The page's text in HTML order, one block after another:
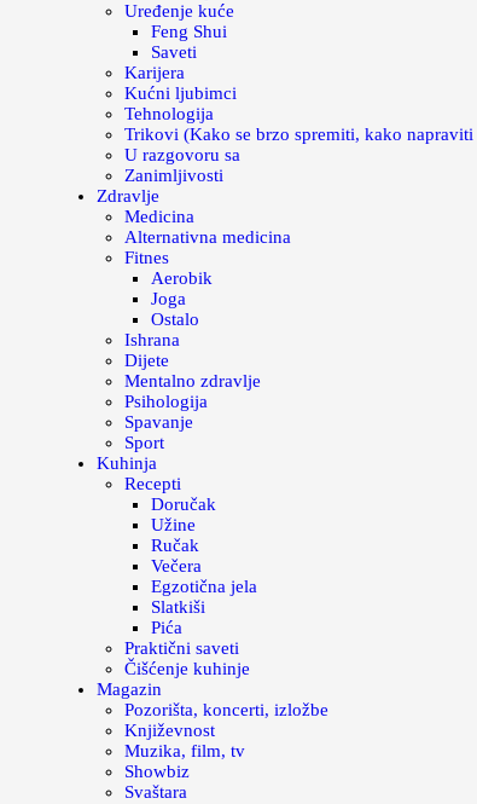
Uređenje kuće
Feng Shui
Saveti
Karijera
Kućni ljubimci
Tehnologija
Trikovi (Kako se brzo spremiti, kako napraviti
U razgovoru sa
Zanimljivosti
Zdravlje
Medicina
Alternativna medicina
Fitnes
Aerobik
Joga
Ostalo
Ishrana
Dijete
Mentalno zdravlje
Psihologija
Spavanje
Sport
Kuhinja
Recepti
Doručak
Užine
Ručak
Večera
Egzotična jela
Slatkiši
Pića
Praktični saveti
Čišćenje kuhinje
Magazin
Pozorišta, koncerti, izložbe
Književnost
Muzika, film, tv
Showbiz
Svaštara